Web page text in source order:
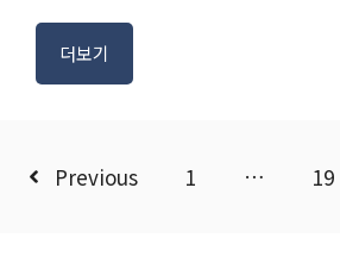
더보기
Previous 1 … 19